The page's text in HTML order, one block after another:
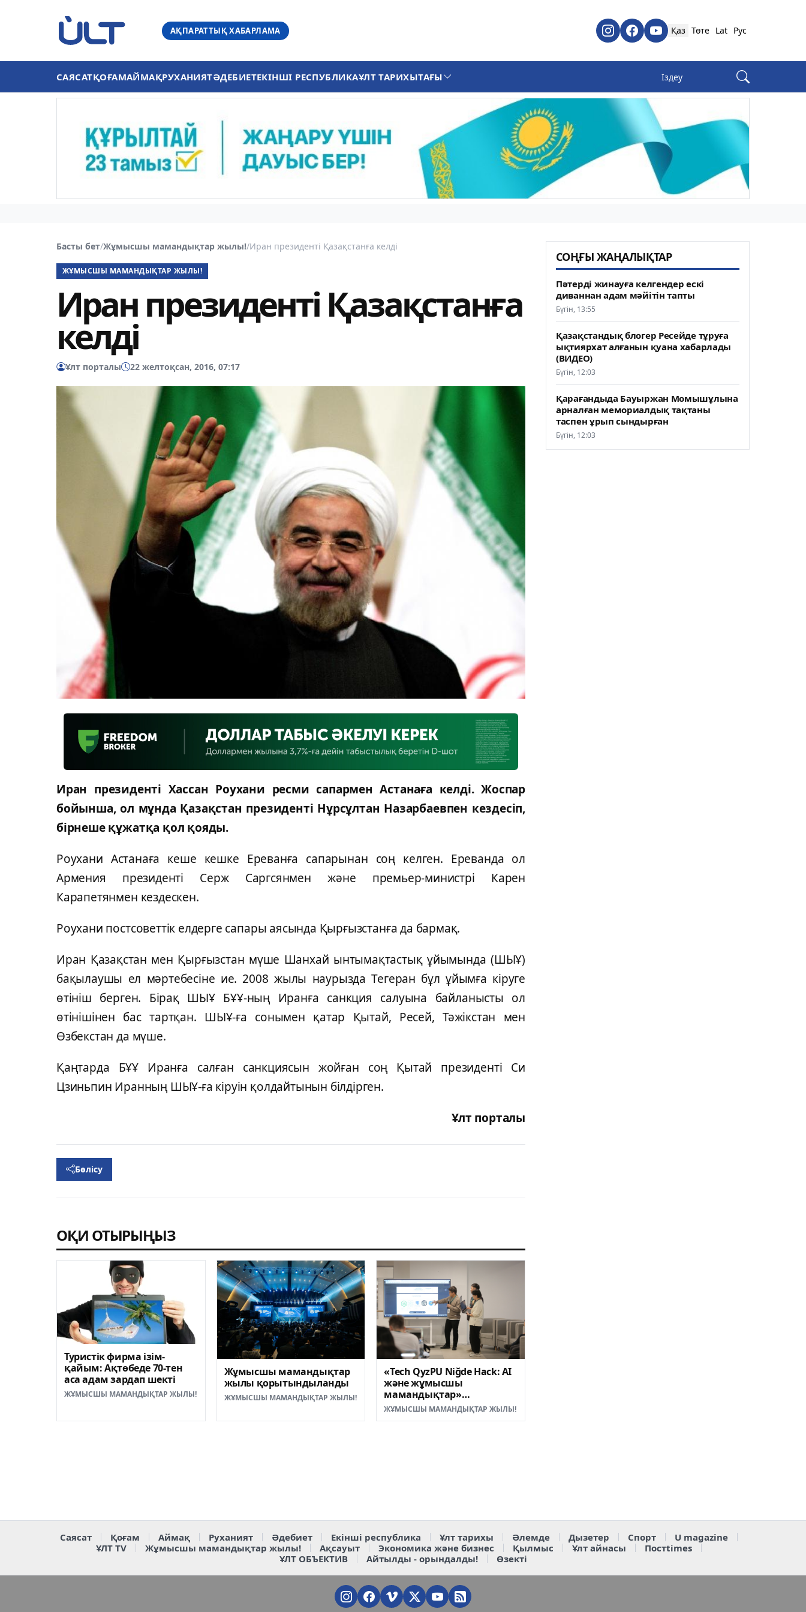
АҚПАРАТТЫҚ ХАБАРЛАМА Қаз Төте Lat Рус
САЯСАТҚОҒАМАЙМАҚРУХАНИЯТӘДЕБИЕТЕКІНШІ РЕСПУБЛИКАҰЛТ ТАРИХЫТАҒЫ
Басты бет/Жұмысшы мамандықтар жылы!/Иран президенті Қазақстанға келді
ЖҰМЫСШЫ МАМАНДЫҚТАР ЖЫЛЫ!
Иран президенті Қазақстанға
келді
Ұлт порталы 22 желтоқсан, 2016, 07:17
Иран президенті Хассан Роухани ресми сапармен Астанаға келді. Жоспар
бойынша, ол мұнда Қазақстан президенті Нұрсұлтан Назарбаевпен кездесіп,
бірнеше құжатқа қол қояды.
Роухани Астанаға кеше кешке Ереванға сапарынан соң келген. Ереванда ол
Армения президенті Серж Саргсянмен және премьер-министрі Карен
Карапетянмен кездескен.
Роухани постсоветтік елдерге сапары аясында Қырғызстанға да бармақ.
Иран Қазақстан мен Қырғызстан мүше Шанхай ынтымақтастық ұйымында (ШЫҰ)
бақылаушы ел мәртебесіне ие. 2008 жылы наурызда Тегеран бұл ұйымға кіруге
өтініш берген. Бірақ ШЫҰ БҰҰ-ның Иранға санкция салуына байланысты ол
өтінішінен бас тартқан. ШЫҰ-ға сонымен қатар Қытай, Ресей, Тәжікстан мен
Өзбекстан да мүше.
Қаңтарда БҰҰ Иранға салған санкциясын жойған соң Қытай президенті Си
Цзиньпин Иранның ШЫҰ-ға кіруін қолдайтынын білдірген.
Ұлт порталы
Бөлісу
ОҚИ ОТЫРЫҢЫЗ
Туристік фирма ізім-
қайым: Ақтөбеде 70-тен
аса адам зардап шекті
ЖҰМЫСШЫ МАМАНДЫҚТАР ЖЫЛЫ!
Жұмысшы мамандықтар
жылы қорытындыланды
ЖҰМЫСШЫ МАМАНДЫҚТАР ЖЫЛЫ!
«Tech QyzPU Niğde Hack: AI
және жұмысшы
мамандықтар»
халықаралық хакатон
жеңімпаздары
ЖҰМЫСШЫ МАМАНДЫҚТАР ЖЫЛЫ!
СОҢҒЫ ЖАҢАЛЫҚТАР
Пәтерді жинауға келгендер ескі
диваннан адам мәйітін тапты
Бүгін, 13:55
Қазақстандық блогер Ресейде тұруға
ықтиярхат алғанын қуана хабарлады
(ВИДЕО)
Бүгін, 12:03
Қарағандыда Бауыржан Момышұлына
арналған мемориалдық тақтаны
таспен ұрып сындырған
Бүгін, 12:03
Саясат Қоғам Аймақ Руханият Әдебиет Екінші республика Ұлт тарихы Әлемде Дызетер Спорт
U magazine
ҰЛТ TV
Жұмысшы мамандықтар жылы! Ақсауыт Экономика және бизнес Қылмыс Ұлт айнасы
Постtimes
ҰЛТ ОБЪЕКТИВ
Айтылды - орындалды! Өзекті